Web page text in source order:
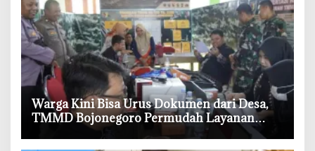
‎Warga Kini Bisa Urus Dokumen dari Desa,
TMMD Bojonegoro Permudah Layanan
Adminduk